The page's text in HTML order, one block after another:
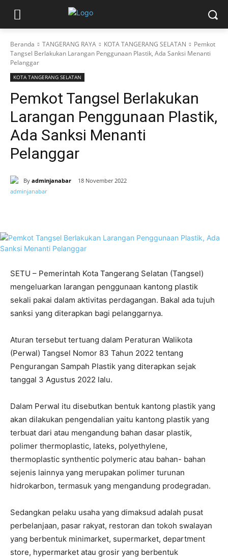
Beranda TANGERANG RAYA KOTA TANGERANG SELATAN
Pemkot
Tangsel Berlakukan Larangan Penggunaan Plastik, Ada Sanksi Menanti
Pelanggar
KOTA TANGERANG SELATAN
Pemkot Tangsel Berlakukan
Larangan Penggunaan Plastik,
Ada Sanksi Menanti
Pelanggar
By adminjanabar 18 November 2022
SETU – Pemerintah Kota Tangerang Selatan (Tangsel)
mengeluarkan larangan penggunaan kantong plastik
sekali pakai dalam aktivitas perdagangan. Bakal ada tujuh
sanksi yang diterapkan bagi pelanggarnya.
Aturan tersebut tertuang dalam Peraturan Walikota
(Perwal) Tangsel Nomor 83 Tahun 2022 tentang
Pengurangan Sampah Plastik yang diterapkan sejak
tanggal 3 Agustus 2022 lalu.
Dalam Perwal itu disebutkan bentuk kantong plastik yang
akan dilakukan pengendalian yaitu kantong plastik yang
terbuat dari atau mengandung bahan dasar plastik,
polimer thermoplastic, lateks, polyethylene,
thermoplastic synthentic polymeric atau bahan- bahan
sejenis lainnya yang merupakan polimer turunan
hidrokarbon, termasuk yang mengandung prodegradan.
Sedangkan pelaku usaha yang dimaksud adalah pusat
perbelanjaan, pasar rakyat, restoran dan tokoh swalayan
yang berbentuk minimarket, supermarket, department
store, hypermarket atau grosir yang berbentuk